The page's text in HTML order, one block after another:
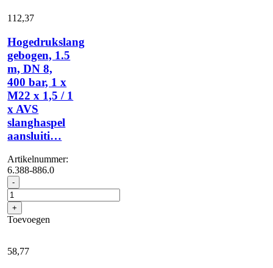
112,37
Hogedrukslang
gebogen, 1.5
m, DN 8,
400 bar, 1 x
M22 x 1,5 / 1
x AVS
slanghaspel
aansluiti…
Artikelnummer:
6.388-886.0
- Hogedrukslang
gebogen,
1.5
m,
DN
400
bar,
+
Toevoegen
58,77